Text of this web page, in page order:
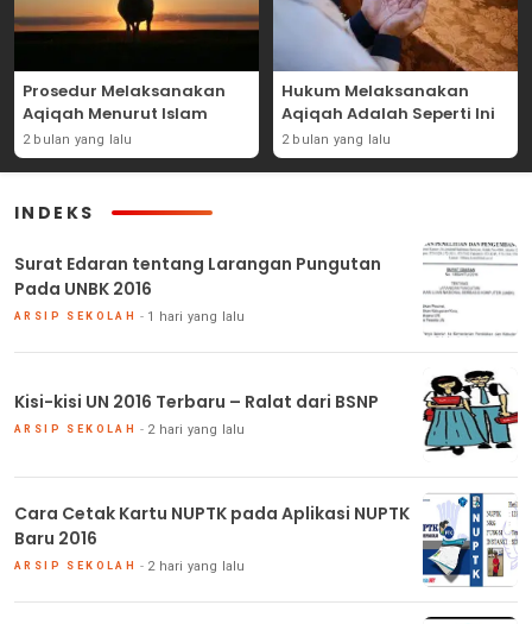
Prosedur Melaksanakan
Aqiqah Menurut Islam
2 bulan yang lalu
Hukum Melaksanakan
Aqiqah Adalah Seperti Ini
2 bulan yang lalu
INDEKS
Surat Edaran tentang Larangan Pungutan
Pada UNBK 2016
ARSIP SEKOLAH 1 hari yang lalu
Kisi-kisi UN 2016 Terbaru – Ralat dari BSNP
ARSIP SEKOLAH 2 hari yang lalu
Cara Cetak Kartu NUPTK pada Aplikasi NUPTK
Baru 2016
ARSIP SEKOLAH 2 hari yang lalu